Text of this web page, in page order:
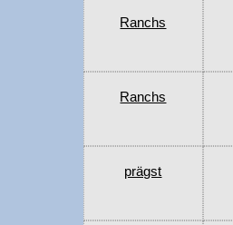
Ranchs
Ranchs
prägst